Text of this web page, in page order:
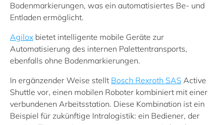
Bodenmarkierungen, was ein automatisiertes Be- und
Entladen ermöglicht.
Agilox bietet intelligente mobile Geräte zur
Automatisierung des internen Palettentransports,
ebenfalls ohne Bodenmarkierungen.
In ergänzender Weise stellt Bosch Rexroth SAS Active
Shuttle vor, einen mobilen Roboter kombiniert mit einer
verbundenen Arbeitsstation. Diese Kombination ist ein
Beispiel für zukünftige Intralogistik: ein Bediener, der